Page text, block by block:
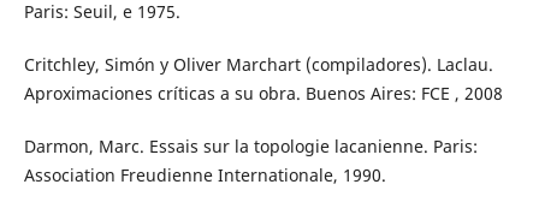
Paris: Seuil, e 1975.
Critchley, Simón y Oliver Marchart (compiladores). Laclau.
Aproximaciones críticas a su obra. Buenos Aires: FCE , 2008
Darmon, Marc. Essais sur la topologie lacanienne. Paris:
Association Freudienne Internationale, 1990.